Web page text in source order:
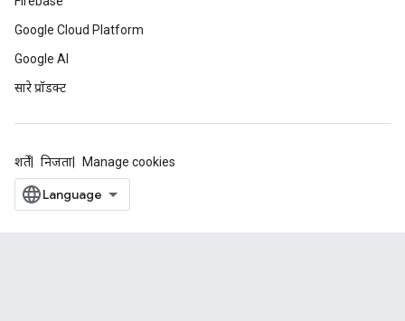
Google Cloud Platform
Google AI
सारे प्रॉडक्ट
शर्तें निजता Manage cookies